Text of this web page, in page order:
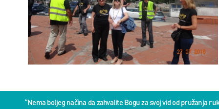
“Nema boljeg načina da zahvalite Bogu za svoj vid od pružanja